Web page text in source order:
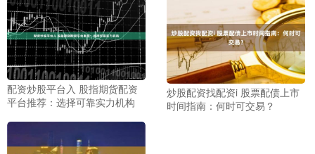
配资炒股平台入 股指期货配资
平台推荐：选择可靠实力机构
炒股配资找配资i 股票配债上市
时间指南：何时可交易？